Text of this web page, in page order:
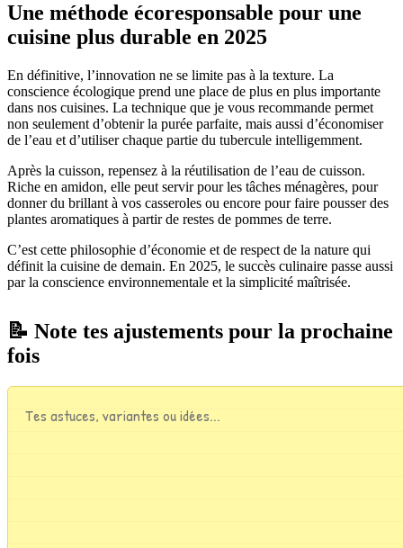
Une méthode écoresponsable pour une
cuisine plus durable en 2025
En définitive, l’innovation ne se limite pas à la texture. La
conscience écologique prend une place de plus en plus importante
dans nos cuisines. La technique que je vous recommande permet
non seulement d’obtenir la purée parfaite, mais aussi d’économiser
de l’eau et d’utiliser chaque partie du tubercule intelligemment.
Après la cuisson, repensez à la réutilisation de l’eau de cuisson.
Riche en amidon, elle peut servir pour les tâches ménagères, pour
donner du brillant à vos casseroles ou encore pour faire pousser des
plantes aromatiques à partir de restes de pommes de terre.
C’est cette philosophie d’économie et de respect de la nature qui
définit la cuisine de demain. En 2025, le succès culinaire passe aussi
par la conscience environnementale et la simplicité maîtrisée.
📝 Note tes ajustements pour la prochaine
fois